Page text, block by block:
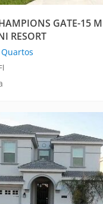
GATE-15
RESORT